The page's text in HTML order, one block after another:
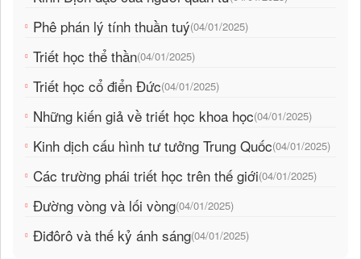
Phê phán lý tính thuần tuý(04/01/2025)
Triết học thể thần(04/01/2025)
Triết học cổ điển Đức(04/01/2025)
Những kiến giả về triết học khoa học(04/01/2025)
Kinh dịch cấu hình tư tưởng Trung Quốc(04/01/2025)
Các trường phái triết học trên thế giới(04/01/2025)
Đường vòng và lối vòng(04/01/2025)
Điđôrô và thế kỷ ánh sáng(04/01/2025)